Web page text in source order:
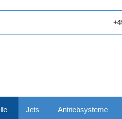
Jets Antriebsysteme